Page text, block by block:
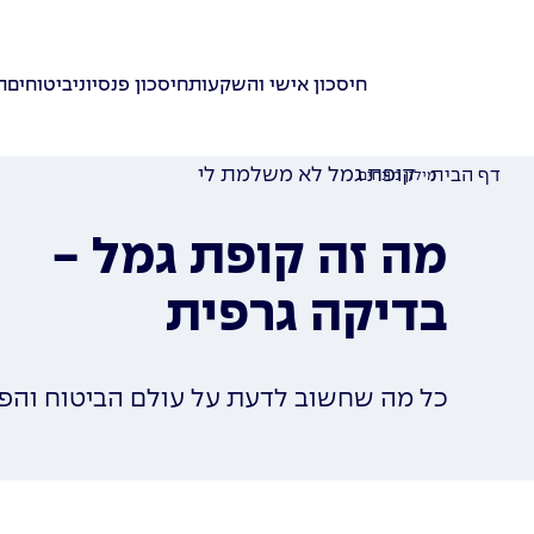
חיסכון אישי והשקעותחיסכון פנסיוניביטוחים
דף הביתמילון מונחים
קופת גמל לא משלמת לי
מה זה קופת גמל -
בדיקה גרפית
כל מה שחשוב לדעת על עולם הביטוח